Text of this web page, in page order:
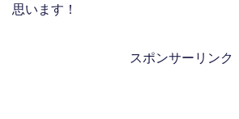
思います！
スポンサーリンク